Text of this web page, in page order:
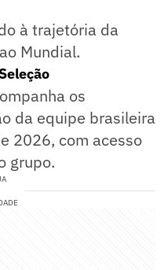
à trajetória da
Mundial.
os
da equipe brasileira
2026, com acesso
grupo.